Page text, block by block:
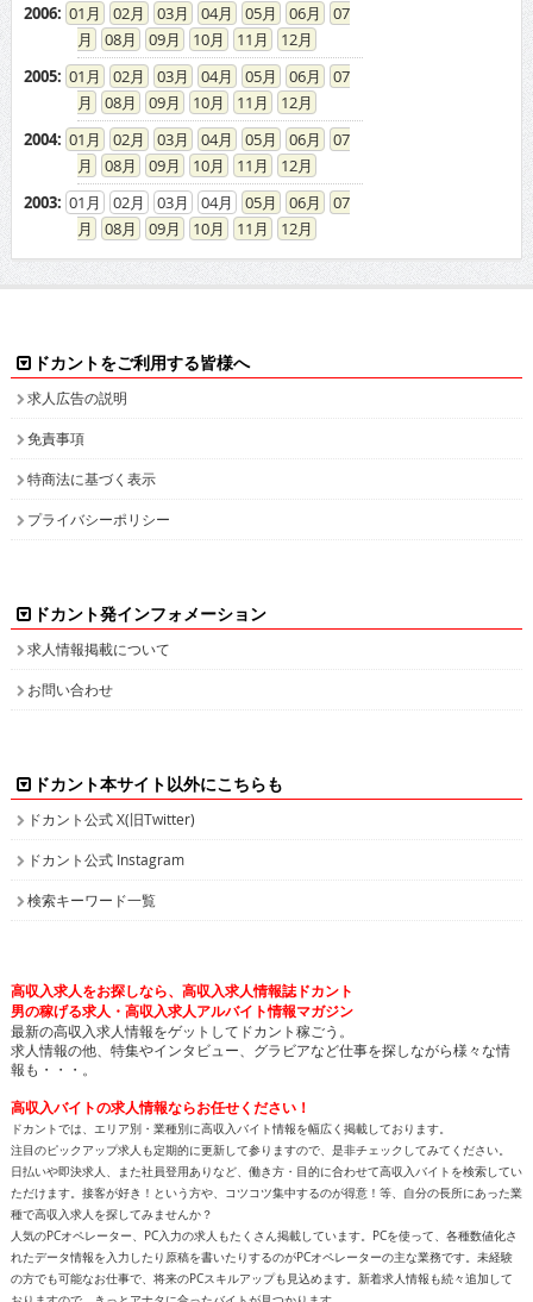
2006: 01 02 03 04 05 06
07
08
09 10 11
12
2005: 01 02 03 04 05 06
07
08
09 10 11
12
2004: 01 02 03 04 05 06
07
08
09 10 11
12
2003: 01 02 03 04 05 06
07
08
09 10 11 12
ドカントをご利用する皆様へ
求人広告の説明
免責事項
特商法に基づく表示
プライバシーポリシー
ドカント発インフォメーション
求人情報掲載について
お問い合わせ
ドカント本サイト以外にこちらも
ドカント公式 X(旧Twitter)
ドカント公式 Instagram
検索キーワード一覧
高収入求人をお探しなら、高収入求人情報誌ドカント
男の稼げる求人・高収入求人アルバイト情報マガジン
最新の高収入求人情報をゲットしてドカント稼ごう。
求人情報の他、特集やインタビュー、グラビアなど仕事を探しながら様々な情
報も・・・。
高収入バイトの求人情報ならお任せください！
ドカントでは、エリア別・業種別に高収入バイト情報を幅広く掲載しております。
注目のピックアップ求人も定期的に更新して参りますので、是非チェックしてみてください。
日払いや即決求人、また社員登用ありなど、働き方・目的に合わせて高収入バイトを検索してい
ただけます。接客が好き！という方や、コツコツ集中するのが得意！等、自分の長所にあった業
種で高収入求人を探してみませんか？
人気のPCオペレーター、PC入力の求人もたくさん掲載しています。PCを使って、各種数値化さ
れたデータ情報を入力したり原稿を書いたりするのがPCオペレーターの主な業務です。未経験
の方でも可能なお仕事で、将来のPCスキルアップも見込めます。新着求人情報も続々追加して